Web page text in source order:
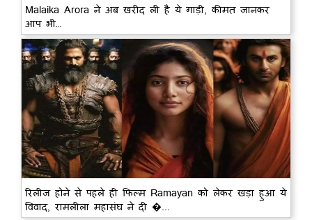
Malaika Arora ने अब खरीद ली है ये गाड़ी, कीमत जानकर
आप भी…
रिलीज होने से पहले ही फिल्म Ramayan को लेकर खड़ा हुआ ये
विवाद, रामलीला महासंघ ने दी �...